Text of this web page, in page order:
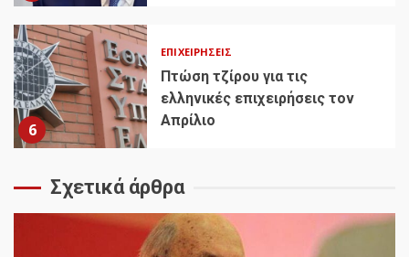
6
ΕΠΙΧΕΙΡΉΣΕΙΣ
Πτώση τζίρου για τις
ελληνικές επιχειρήσεις τον
Απρίλιο
Σχετικά άρθρα